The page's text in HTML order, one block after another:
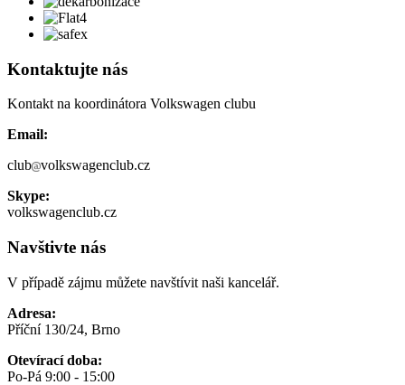
Kontaktujte nás
Kontakt na koordinátora Volkswagen clubu
Email:
club volkswagenclub.cz
Skype:
volkswagenclub.cz
Navštivte nás
V případě zájmu můžete navštívit naši kancelář.
Adresa:
Příční 130/24, Brno
Otevírací doba:
Po-Pá 9:00 - 15:00